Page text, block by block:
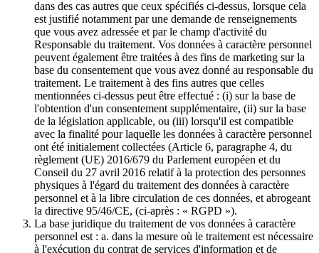
dans des cas autres que ceux spécifiés ci-dessus, lorsque cela
est justifié notamment par une demande de renseignements
que vous avez adressée et par le champ d'activité du
Responsable du traitement. Vos données à caractère personnel
peuvent également être traitées à des fins de marketing sur la
base du consentement que vous avez donné au responsable du
traitement. Le traitement à des fins autres que celles
mentionnées ci-dessus peut être effectué : (i) sur la base de
l'obtention d'un consentement supplémentaire, (ii) sur la base
de la législation applicable, ou (iii) lorsqu'il est compatible
avec la finalité pour laquelle les données à caractère personnel
ont été initialement collectées (Article 6, paragraphe 4, du
règlement (UE) 2016/679 du Parlement européen et du
Conseil du 27 avril 2016 relatif à la protection des personnes
physiques à l'égard du traitement des données à caractère
personnel et à la libre circulation de ces données, et abrogeant
la directive 95/46/CE, (ci-après : « RGPD »).
La base juridique du traitement de vos données à caractère
personnel est : a. dans la mesure où le traitement est nécessaire
à l'exécution du contrat de services d'information et de